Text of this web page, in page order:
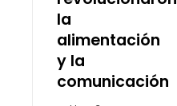
la
alimentación
y la
comunicación